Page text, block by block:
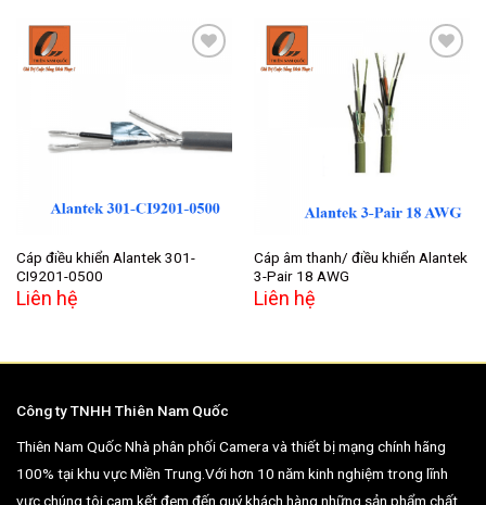
Cáp điều khiển Alantek 301-
CI9201-0500
Liên hệ
Cáp âm thanh/ điều khiển Alantek
3-Pair 18 AWG
Liên hệ
Công ty TNHH Thiên Nam Quốc
Thiên Nam Quốc Nhà phân phối Camera và thiết bị mạng chính hãng
100% tại khu vực Miền Trung.Với hơn 10 năm kinh nghiệm trong lĩnh
vực,chúng tôi cam kết đem đến quý khách hàng những sản phẩm chất